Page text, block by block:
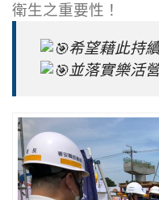
衛生之重要性！
希望藉此持
並落實樂活